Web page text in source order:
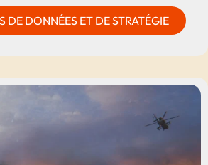
DE DONNÉES ET DE STRATÉGIE